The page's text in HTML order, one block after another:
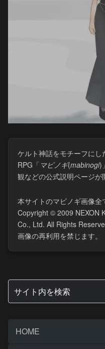
ケルト神話をモチーフに
RPG「 マビノギ(​mabinogi)
観などの公式説明ページが
本サイトのマビノギ画像全
Copyright © 2009 NEXON
Co., Ltd. All Rights
画像の再利用を禁じます。
HOME